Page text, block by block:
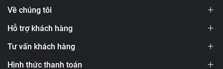
Về chúng tôi
Hỗ trợ khách hàng
Tư vấn khách hàng
Hình thức thanh toán